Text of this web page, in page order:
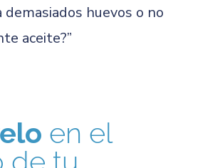
demasiados huevos o no
aceite?”
en el
de tu